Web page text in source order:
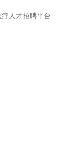
人才招聘平台